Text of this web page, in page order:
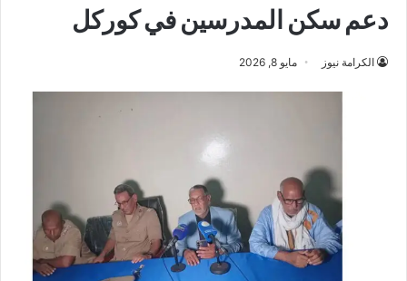
دعم سكن المدرسين في كوركل
الكرامة نيوز مايو 8, 2026